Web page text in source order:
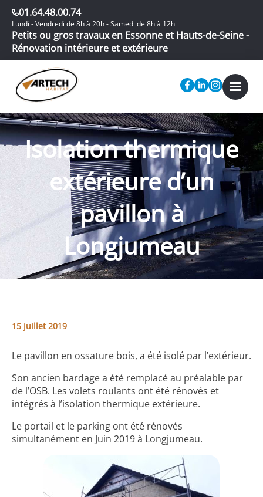
01.64.48.00.74
Lundi - Vendredi de 8h à 20h - Samedi de 8h à 12h
Petits ou gros travaux en Essonne et Hauts-de-Seine -
Rénovation intérieure et extérieure
Isolation thermique
extérieure d’un
pavillon à
Longjumeau
15 juillet 2019
Le pavillon en ossature bois, a été isolé par l’extérieur.
Son ancien bardage a été remplacé au préalable par
de l’OSB. Les volets roulants ont été rénovés et
intégrés à l’isolation thermique extérieure.
Le portail et le parking ont été rénovés
simultanément en Juin 2019 à Longjumeau.